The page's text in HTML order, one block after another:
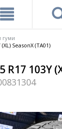
гуми
SeasonX (TA01)
103Y